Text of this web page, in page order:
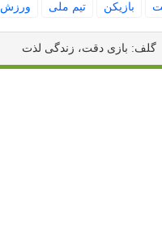
بازیكن تیم ملی ورزش
گلف: بازی دقت، زندگی لذت